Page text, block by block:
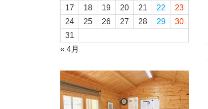
« 4月
17
18 19 20 21 22
23
24
25 26 27 28 29
30
31